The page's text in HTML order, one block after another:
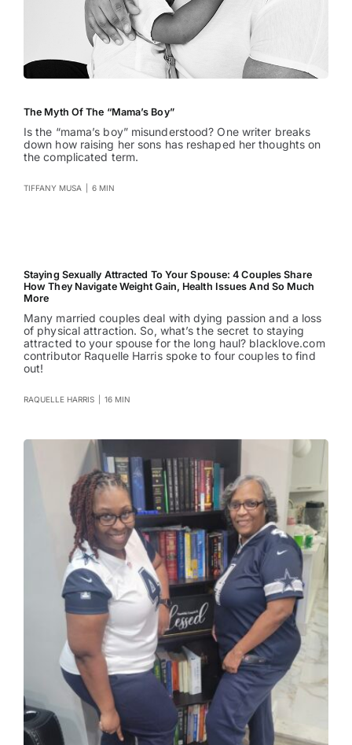
The Myth Of The “Mama’s Boy”
Is the “mama’s boy” misunderstood? One writer breaks
down how raising her sons has reshaped her thoughts on
the complicated term.
TIFFANY MUSA 6 MIN
Staying Sexually Attracted To Your Spouse: 4 Couples Share
How They Navigate Weight Gain, Health Issues And So Much
More
Many married couples deal with dying passion and a loss
of physical attraction. So, what’s the secret to staying
attracted to your spouse for the long haul? blacklove.com
contributor Raquelle Harris spoke to four couples to find
out!
RAQUELLE HARRIS 16 MIN